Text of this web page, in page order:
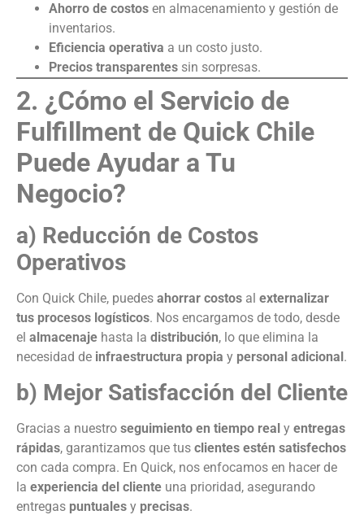
Ahorro de costos en almacenamiento y gestión de
inventarios.
Eficiencia operativa a un costo justo.
Precios transparentes sin sorpresas.
2. ¿Cómo el Servicio de
Fulfillment de Quick Chile
Puede Ayudar a Tu
Negocio?
a) Reducción de Costos
Operativos
Con Quick Chile, puedes ahorrar costos al externalizar
tus procesos logísticos. Nos encargamos de todo, desde
el almacenaje hasta la distribución, lo que elimina la
necesidad de infraestructura propia y personal adicional.
b) Mejor Satisfacción del Cliente
Gracias a nuestro seguimiento en tiempo real y entregas
rápidas, garantizamos que tus clientes estén satisfechos
con cada compra. En Quick, nos enfocamos en hacer de
la experiencia del cliente una prioridad, asegurando
entregas puntuales y precisas.